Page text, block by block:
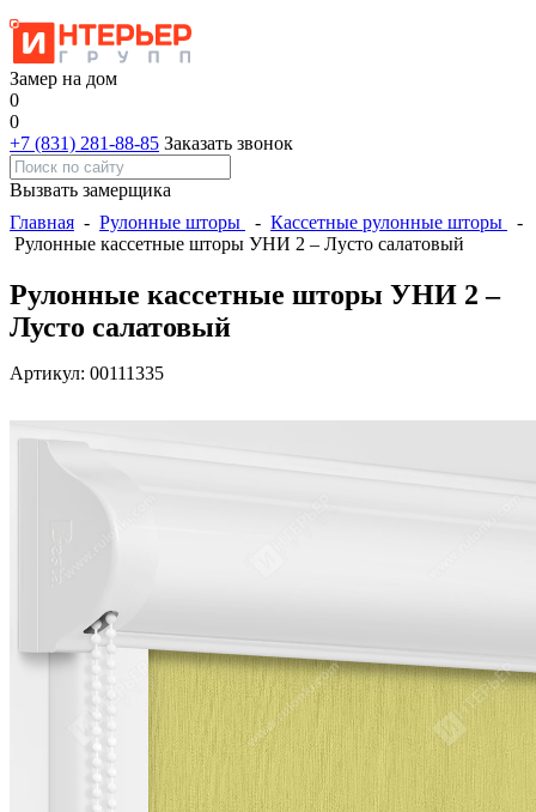
Замер на дом
0
0
+7 (831) 281-88-85 Заказать звонок
Вызвать замерщика
Главная - Рулонные шторы - Кассетные рулонные шторы
-
Рулонные кассетные шторы УНИ 2 – Лусто салатовый
Рулонные кассетные шторы УНИ 2 –
Лусто салатовый
Артикул: 00111335